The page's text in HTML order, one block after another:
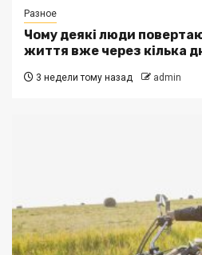
Разное
Чому деякі люди
життя вже через кілька
3 недели тому назад admin